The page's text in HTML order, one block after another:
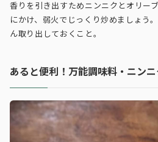
香りを引き出すためニンニクとオリー
にかけ、弱火でじっくり炒めましょう
ん取り出しておくこと。
あると便利！万能調味料・ニン